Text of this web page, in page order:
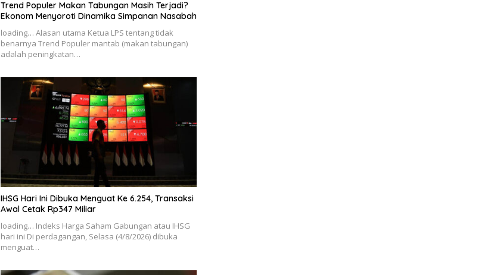
Trend Populer Makan Tabungan Masih Terjadi?
Ekonom Menyoroti Dinamika Simpanan Nasabah
loading… Alasan utama Ketua LPS tentang tidak
benarnya Trend Populer mantab (makan tabungan)
adalah peningkatan…
IHSG Hari Ini Dibuka Menguat Ke 6.254, Transaksi
Awal Cetak Rp347 Miliar
loading… Indeks Harga Saham Gabungan atau IHSG
hari ini Di perdagangan, Selasa (4/8/2026) dibuka
menguat…